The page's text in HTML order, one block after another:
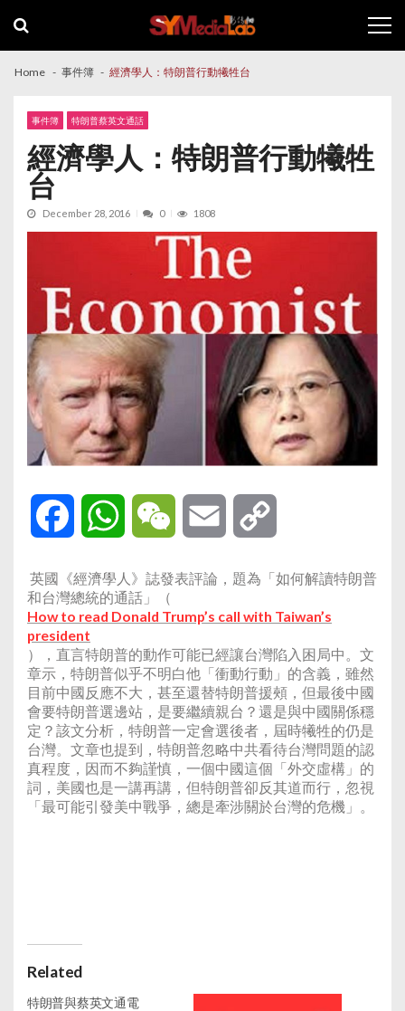
navigation
content
Home 事件簿 經濟學人：特朗普行動犧牲台
事件簿 特朗普蔡英文通話
經濟學人：特朗普行動犧牲
台
December 28, 2016 0 1808
Facebook WhatsAppWeChat Email
英國《經濟學人》誌發表評論，題為「如何解讀特朗普
和台灣總統的通話」（
How to read Donald Trump’s call with Taiwan’s
president
），直言特朗普的動作可能已經讓台灣陷入困局中。文
章示，特朗普似乎不明白他「衝動行動」的含義，雖然
目前中國反應不大，甚至還替特朗普援頰，但最後中國
會要特朗普選邊站，是要繼續親台？還是與中國關係穩
定？該文分析，特朗普一定會選後者，屆時犧牲的仍是
台灣。文章也提到，特朗普忽略中共看待台灣問題的認
真程度，因而不夠謹慎，一個中國這個「外交虛構」的
詞，美國也是一講再講，但特朗普卻反其道而行，忽視
「最可能引發美中戰爭，總是牽涉關於台灣的危機」。
Related
特朗普與蔡英文通電